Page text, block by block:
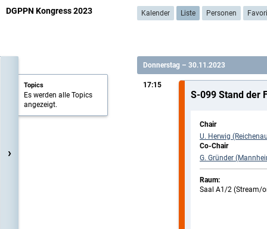
DGPPN Kongress 2023 Kalender Liste Personen
›
Topics
Es werden alle Topics
angezeigt.
Donnerstag – 30.11.2023
17:15
S-099 Stand der
Chair
U. Herwig
Co-Chair
G. Gründer
Raum:
Saal A1/2 (Stream/